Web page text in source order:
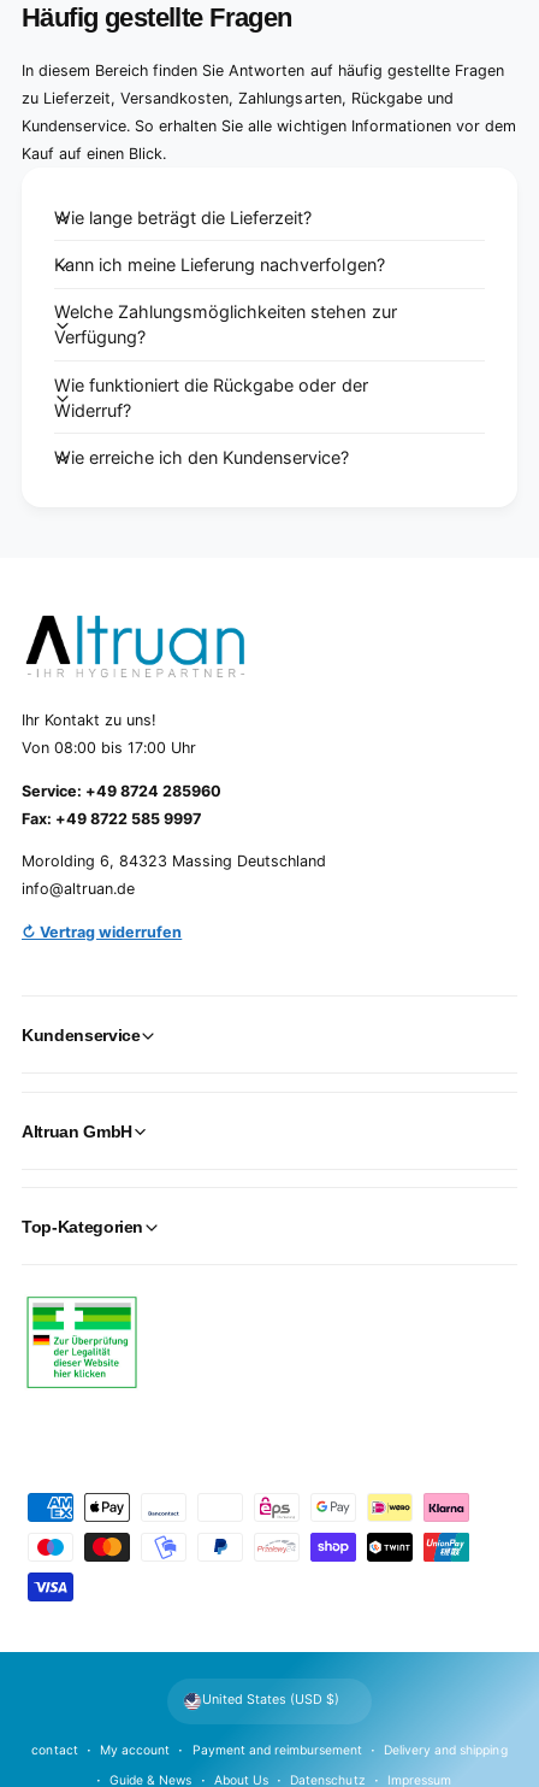
Häufig gestellte Fragen
In diesem Bereich finden Sie Antworten auf häufig gestellte Fragen
zu Lieferzeit, Versandkosten, Zahlungsarten, Rückgabe und
Kundenservice. So erhalten Sie alle wichtigen Informationen vor dem
Kauf auf einen Blick.
Wie lange beträgt die Lieferzeit?
Kann ich meine Lieferung nachverfolgen?
Welche Zahlungsmöglichkeiten stehen zur
Verfügung?
Wie funktioniert die Rückgabe oder der
Widerruf?
Wie erreiche ich den Kundenservice?
Ihr Kontakt zu uns!
Von 08:00 bis 17:00 Uhr
Service: +49 8724 285960
Fax: +49 8722 585 9997
Morolding 6, 84323 Massing Deutschland
info@altruan.de
↻ Vertrag widerrufen
Kundenservice
Altruan GmbH
Top-Kategorien
m
n
contact My account Payment and reimbursement Delivery and shipping
Guide & News About Us Datenschutz Impressum
United States (USD $)